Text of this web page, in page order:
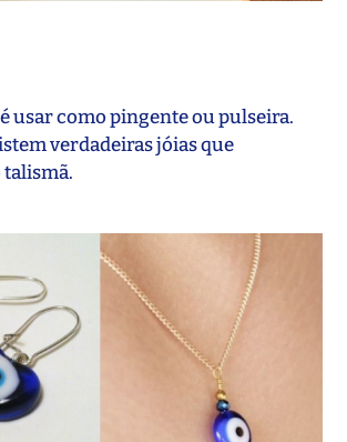
usar como pingente ou pulseira.
verdadeiras jóias que